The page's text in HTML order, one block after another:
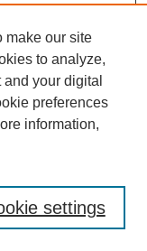
make our site
to analyze,
your digital
preferences
information,
settings